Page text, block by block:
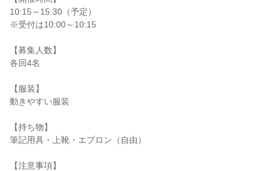
10:15～15:30（予定）
※受付は10:00～10:15
【募集人数】
各回4名
【服装】
動きやすい服装
【持ち物】
筆記用具・上靴・エプロン（自由）
【注意事項】